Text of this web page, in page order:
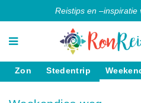
Reistips en –inspiratie
Zon Stedentrip